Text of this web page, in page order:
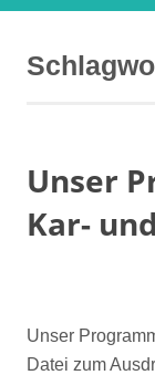
Unser
Kar-
Unser
Datei zum